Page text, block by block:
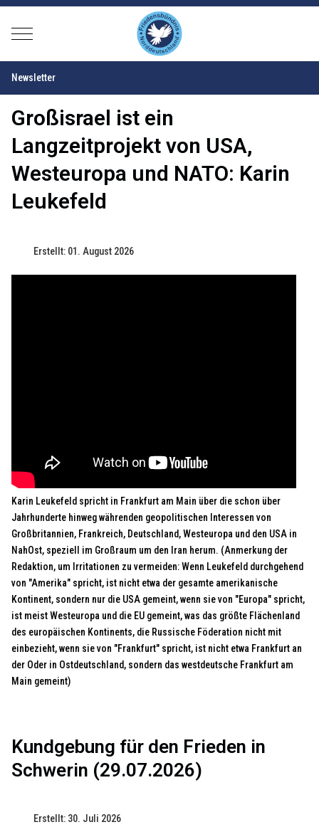
Mobile Menu Toggle
Newsletter
Großisrael ist ein
Langzeitprojekt von USA,
Westeuropa und NATO: Karin
Leukefeld
Erstellt: 01. August 2026
Karin Leukefeld spricht in Frankfurt am Main über die schon über
Jahrhunderte hinweg währenden geopolitischen Interessen von
Großbritannien, Frankreich, Deutschland, Westeuropa und den USA in
NahOst, speziell im Großraum um den Iran herum. (Anmerkung der
Redaktion, um Irritationen zu vermeiden: Wenn Leukefeld durchgehend
von "Amerika" spricht, ist nicht etwa der gesamte amerikanische
Kontinent, sondern nur die USA gemeint, wenn sie von "Europa" spricht,
ist meist Westeuropa und die EU gemeint, was das größte Flächenland
des europäischen Kontinents, die Russische Föderation nicht mit
einbezieht, wenn sie von "Frankfurt" spricht, ist nicht etwa Frankfurt an
der Oder in Ostdeutschland, sondern das westdeutsche Frankfurt am
Main gemeint)
Kundgebung für den Frieden in
Schwerin (29.07.2026)
Erstellt: 30. Juli 2026